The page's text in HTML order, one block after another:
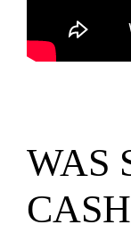
WAS